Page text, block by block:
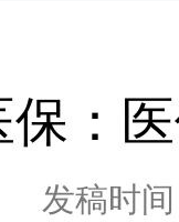
保：
发稿时